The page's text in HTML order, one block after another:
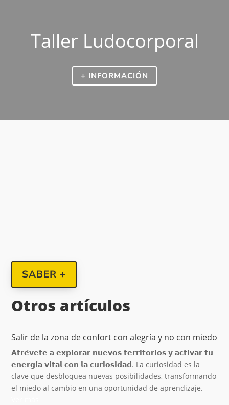
Taller Ludocorporal
+ INFORMACIÓN
SABER +
Otros artículos
Salir de la zona de confort con alegría y no con miedo
𝗔𝘁𝗿𝗲́𝘃𝗲𝘁𝗲 𝗮 𝗲𝘅𝗽𝗹𝗼𝗿𝗮𝗿 𝗻𝘂𝗲𝘃𝗼𝘀 𝘁𝗲𝗿𝗿𝗶𝘁𝗼𝗿𝗶𝗼𝘀 𝘆 𝗮𝗰𝘁𝗶𝘃𝗮𝗿 𝘁𝘂
𝗲𝗻𝗲𝗿𝗴𝗶́𝗮 𝘃𝗶𝘁𝗮𝗹 𝗰𝗼𝗻 𝗹𝗮 𝗰𝘂𝗿𝗶𝗼𝘀𝗶𝗱𝗮𝗱. La curiosidad es la
clave que desbloquea nuevas posibilidades, transformando
el miedo al cambio en una oportunidad de aprendizaje.